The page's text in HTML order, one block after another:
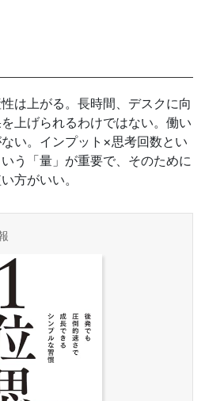
は上がる。長時間、デスクに向
上げられるわけではない。働い
い。インプット×思考回数とい
う「量」が重要で、そのために
方がいい。